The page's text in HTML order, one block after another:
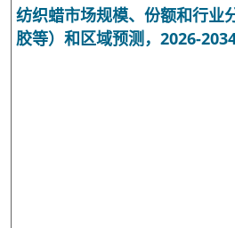
纺织蜡市场规模、份额和行业
胶等）和区域预测，2026-